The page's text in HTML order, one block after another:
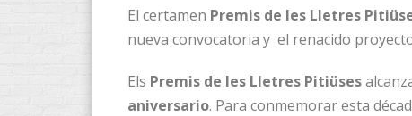
​El certamen Premis de les Lletres
nueva convocatoria y el renacido
​Els Premis de les Lletres Pitiüses
aniversario. Para conmemorar esta